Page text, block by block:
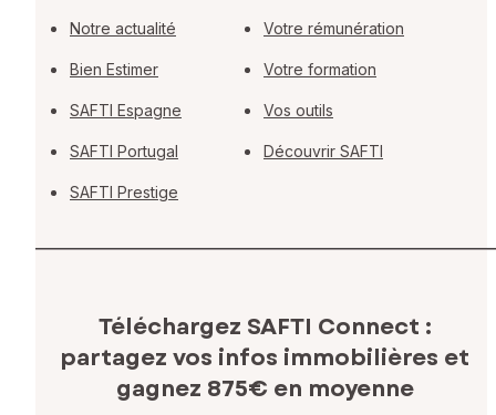
Notre actualité
Bien Estimer
SAFTI Espagne
SAFTI Portugal
SAFTI Prestige
Votre rémunération
Votre formation
Vos outils
Découvrir SAFTI
Téléchargez SAFTI Connect :
partagez vos infos immobilières et
gagnez 875€ en moyenne